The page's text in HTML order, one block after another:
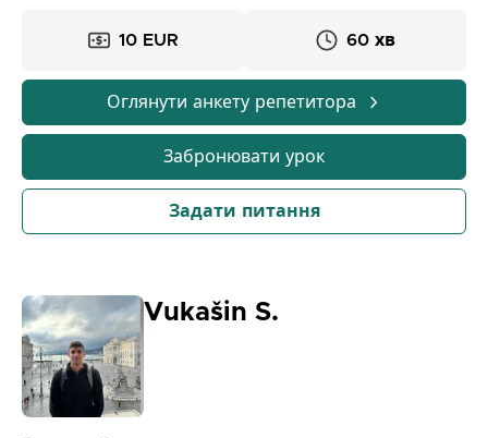
10 EUR 60 хв
Оглянути анкету репетитора
Забронювати урок
Задати питання
Vukašin S.